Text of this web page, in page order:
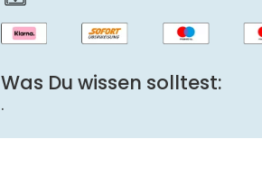
Was Du wissen solltest:
.